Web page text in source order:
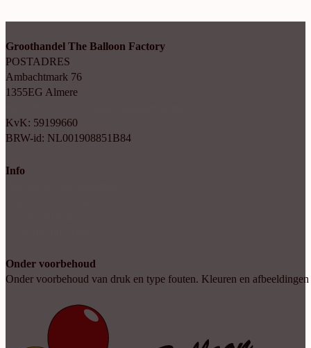
Groothandel The Balloon Factory
POSTADRES
Ambachtmark 76
1355EG Almere
KvK: 59199660
BRW-id: NL001908851B84
Info
Onder voorbehoud
Onder voorbehoud van druk en type fouten. Kleuren en